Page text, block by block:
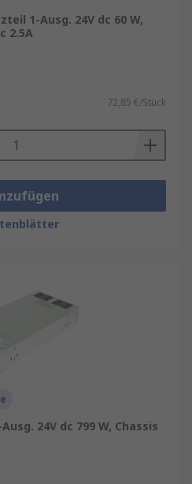
1-Ausg. 24V dc 60 W,
2.5A
72,85 €/Stück
24V dc 799 W, Chassis